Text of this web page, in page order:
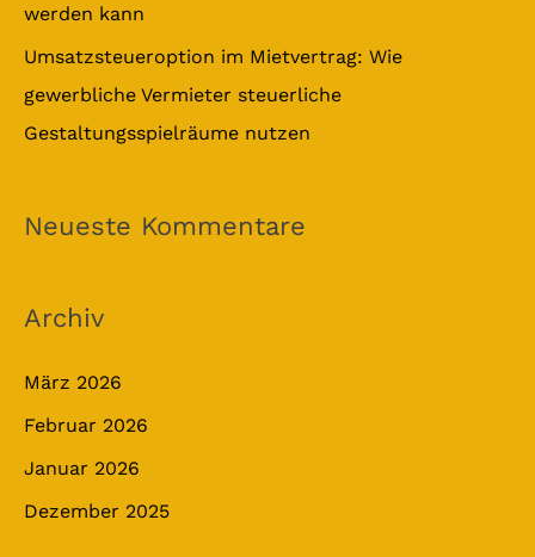
werden kann
Umsatzsteueroption im Mietvertrag: Wie
gewerbliche Vermieter steuerliche
Gestaltungsspielräume nutzen
Neueste Kommentare
Archiv
März 2026
Februar 2026
Januar 2026
Dezember 2025